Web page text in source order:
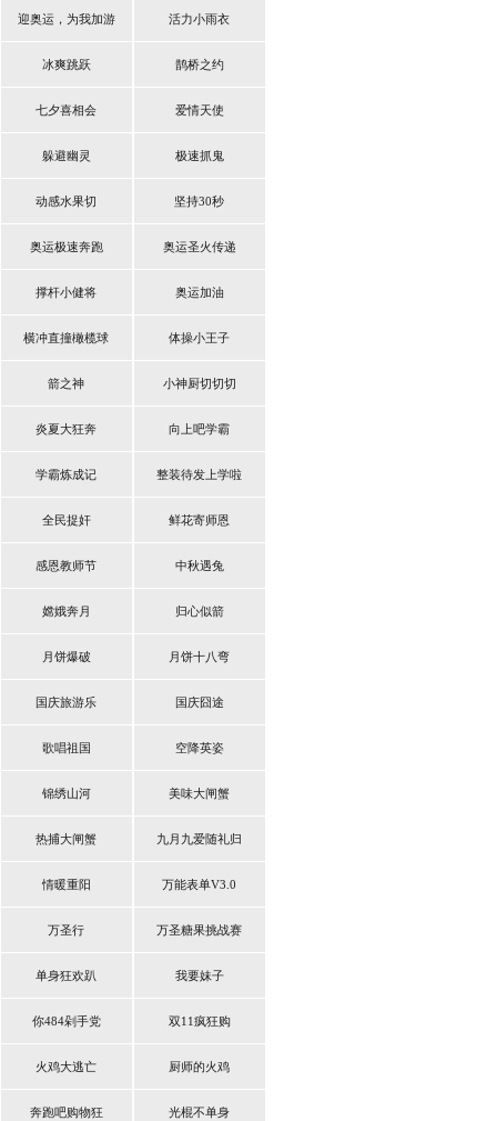
鲜
迎奥运，为我加游 活力小雨衣
冰爽跳跃 鹊桥之约
七夕喜相会 爱情天使
躲避幽灵 极速抓鬼
动感水果切 坚持30秒
奥运极速奔跑 奥运圣火传递
撑杆小健将 奥运加油
横冲直撞橄榄球 体操小王子
箭之神 小神厨切切切
炎夏大狂奔 向上吧学霸
学霸炼成记 整装待发上学啦
全民捉奸 鲜花寄师恩
感恩教师节 中秋遇兔
嫦娥奔月 归心似箭
月饼爆破 月饼十八弯
国庆旅游乐 国庆囧途
歌唱祖国 空降英姿
锦绣山河 美味大闸蟹
热捕大闸蟹 九月九爱随礼归
情暖重阳 万能表单V3.0
万圣行 万圣糖果挑战赛
单身狂欢趴 我要妹子
你484剁手党 双11疯狂购
火鸡大逃亡 厨师的火鸡
奔跑吧购物狂 光棍不单身